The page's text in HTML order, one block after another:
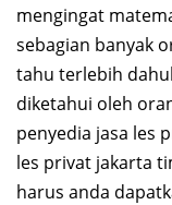
mengingat
sebagian banyak
tahu terlebih
diketahui oleh
penyedia jasa les
les privat jakarta
harus anda